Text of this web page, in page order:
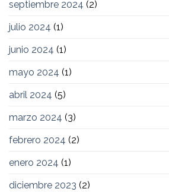
septiembre 2024 (2)
julio 2024 (1)
junio 2024 (1)
mayo 2024 (1)
abril 2024 (5)
marzo 2024 (3)
febrero 2024 (2)
enero 2024 (1)
diciembre 2023 (2)